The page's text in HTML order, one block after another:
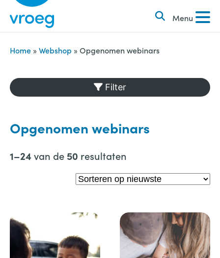
i
Menu
k
e
n
n
a
Home » Webshop » Opgenomen webinars
Filter
Opgenomen webinars
1–24van de 50 resultaten